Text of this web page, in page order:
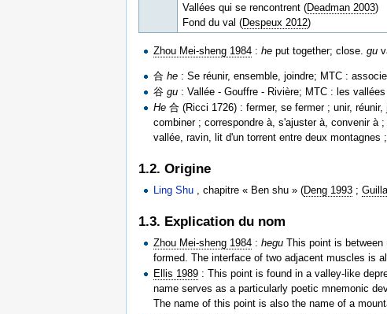
Vallées qui se rencontrent (Deadman 2003)
Fond du val (Despeux 2012)
Zhou Mei-sheng 1984 :he put together; close.gu
合he : Se réunir, ensemble, joindre; MTC :
谷gu : Vallée - Gouffre - Rivière; MTC : les vallées
He 合 (Ricci 1726) : fermer, se fermer ; unir,
combiner ; correspondre à, s'ajuster à, convenir à
vallée, ravin, lit d'un torrent entre deux
1.2. Origine
Ling Shu , chapitre « Ben shu » (Deng 1993 ;
1.3. Explication du nom
Zhou Mei-sheng 1984 :hegu This point is
formed. The interface of two adjacent muscles is
Ellis 1989 : This point is found in a valley-like
name serves as a particularly poetic mnemonic
The name of this point is also the name of a